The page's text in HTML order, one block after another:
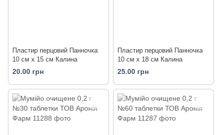
Пластир перцовий Панночка
10 см х 15 см Калина
20.00 грн
Пластир перцовий Панночка
10 см х 18 см Калина
25.00 грн